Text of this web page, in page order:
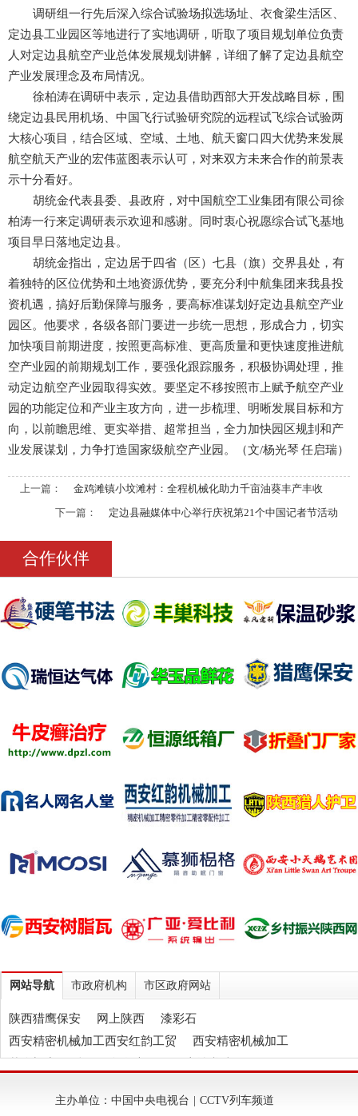
调研组一行先后深入综合试验场拟选场址、衣食梁生活区、
定边县工业园区等地进行了实地调研，听取了项目规划单位负责
人对定边县航空产业总体发展规划讲解，详细了解了定边县航空
产业发展理念及布局情况。
徐柏涛在调研中表示，定边县借助西部大开发战略目标，围
绕定边县民用机场、中国飞行试验研究院的远程试飞综合试验两
大核心项目，结合区域、空域、土地、航天窗口四大优势来发展
航空航天产业的宏伟蓝图表示认可，对来双方未来合作的前景表
示十分看好。
胡统金代表县委、县政府，对中国航空工业集团有限公司徐
柏涛一行来定调研表示欢迎和感谢。同时衷心祝愿综合试飞基地
项目早日落地定边县。
胡统金指出，定边居于四省（区）七县（旗）交界县处，有
着独特的区位优势和土地资源优势，要充分利中航集团来我县投
资机遇，搞好后勤保障与服务，要高标准谋划好定边县航空产业
园区。他要求，各级各部门要进一步统一思想，形成合力，切实
加快项目前期进度，按照更高标准、更高质量和更快速度推进航
空产业园的前期规划工作，要强化跟踪服务，积极协调处理，推
动定边航空产业园取得实效。要坚定不移按照市上赋予航空产业
园的功能定位和产业主攻方向，进一步梳理、明晰发展目标和方
向，以前瞻思维、更实举措、超常担当，全力加快园区规刲和产
业发展谋划，力争打造国家级航空产业园。（文/杨光琴 任启瑞）
上一篇：
金鸡滩镇小坟滩村：全程机械化助力千亩油葵丰产丰收
下一篇：
定边县融媒体中心举行庆祝第21个中国记者节活动
合作伙伴
网站导航 市政府机构 市区政府网站
陕西猎鹰保安 网上陕西
漆彩石
西安精密机械加工西安红韵工贸
西安精密机械加工
慕狮门窗
陕西石膏自流平
伍应坤书法
西安树脂瓦
西安纸箱包装
主办单位：中国中央电视台 | CCTV列车频道